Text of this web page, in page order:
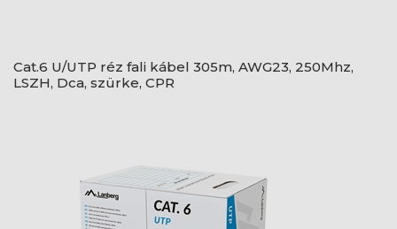
Cat.6 U/UTP réz fali kábel 305m, AWG23, 250Mhz,
LSZH, Dca, szürke, CPR